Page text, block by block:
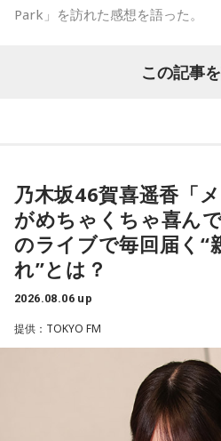
Park」を訪れた感想を語った。
-「素晴らしい素敵な取り組み」-
TCC Therapy Parkは「馬を救い
に、競走馬として活躍した後、ケ
て引退を余儀なくされた馬たちの
設。引退後すぐに次の活躍先が決
施設で話を聞いた菅井は、「そう
な、素晴らしい素敵な取り組みだ
いて思いました」と感想を述べ、
この記事
乃木坂46賀喜遥香「
がめちゃくちゃ喜ん
のライブで毎回届く“
れ”とは？
2026.08.06 up
提供：TOKYO FM